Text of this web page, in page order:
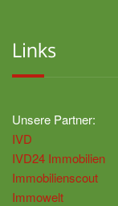
Links
Unsere Partner:
IVD
IVD24 Immobilien
Immobilienscout
Immowelt